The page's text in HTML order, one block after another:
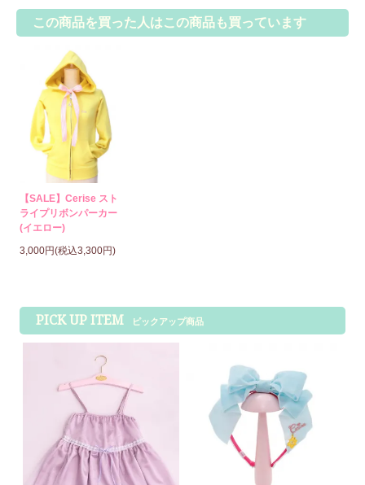
この商品を買った人はこの商品も買っています
【SALE】Cerise スト
ライプリボンパーカー
(イエロー)
3,000円(税込3,300円)
PICK UP ITEM ピックアップ商品